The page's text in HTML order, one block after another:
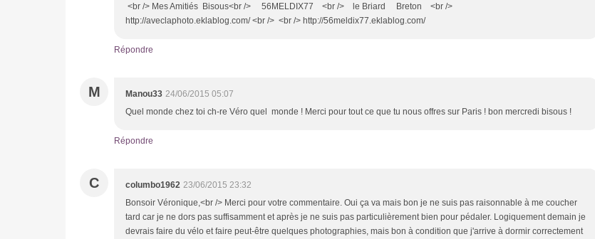
<br /> Mes Amitiés Bisous<br /> 56MELDIX77 <br /> le Briard Breton <br />
http://aveclaphoto.eklablog.com/ <br /> <br /> http://56meldix77.eklablog.com/
Répondre
M Manou33 24/06/2015 05:07
Quel monde chez toi ch-re Véro quel monde ! Merci pour tout ce que tu nous offres sur Paris ! bon mercredi bisous !
Répondre
C columbo1962 23/06/2015 23:32
Bonsoir Véronique,<br /> Merci pour votre commentaire. Oui ça va mais bon je ne suis pas raisonnable à me coucher
tard car je ne dors pas suffisamment et après je ne suis pas particulièrement bien pour pédaler. Logiquement demain je
devrais faire du vélo et faire peut-être quelques photographies, mais bon à condition que j'arrive à dormir correctement